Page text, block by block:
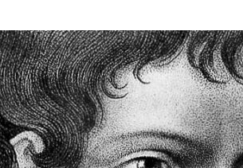
Incipit
–
“Bruno
e
Leibniz:
prospettive